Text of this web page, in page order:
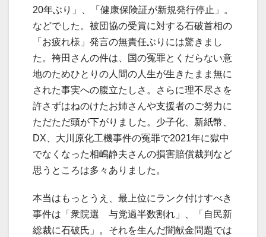
20年ぶり」、「健康保険証が新規発行停止」。
などでした。被団協の受賞に対する石破首相の
「お疲れ様」発言の無責任ぶりには驚きまし
た。袴田さんの件は、国の冤罪とくだらない意
地のためひとりの人間の人生が生きたまま無に
された事実への腹立たしさ。さらに理不尽さを
許さずはねのけたお姉さんや支援者のご努力に
ただただ頭が下がりました。少子化、新紙幣、
DX、大川原化工機事件の冤罪で2021年に獄中
でなくなった相嶋静夫さんの損害賠償裁判など
思うところは多々ありました。
本当はもっとうえ、最上位にランク付けすべき
事件は「衆院選 与党過半数割れ」、「自民新
総裁に石破氏」。それを生んだ闇献金問題では